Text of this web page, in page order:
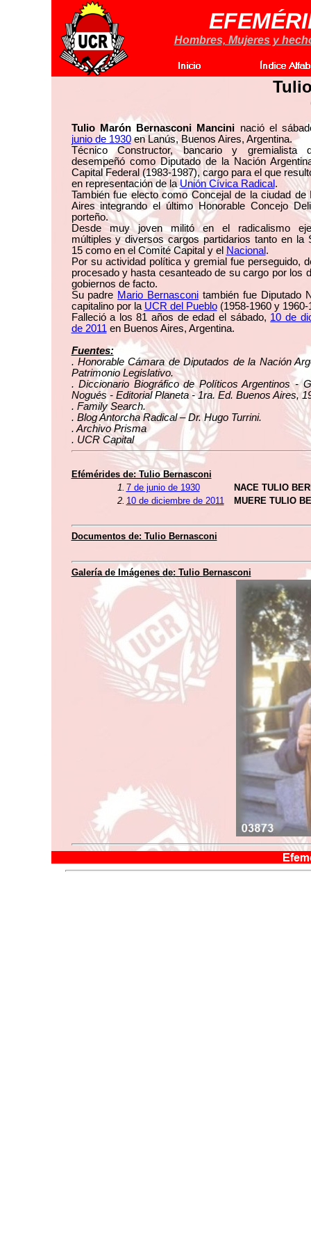
Hombres, Mujeres y
Tulio Marón Bernasconi Mancini nació el
junio de 1930en Lanús, Buenos Aires, Argentina.
Técnico Constructor, bancario y gremialista
desempeñó como Diputado de la Nación
Capital Federal (1983-1987), cargo para el que
en representación de laUnión Cívica Radical .
También fue electo como Concejal de la ciudad de
Aires integrando el último Honorable Concejo
porteño.
Desde muy joven militó en el radicalismo
múltiples y diversos cargos partidarios tanto en la
15 como en el Comité Capital y el Nacional .
Por su actividad política y gremial fue perseguido,
procesado y hasta cesanteado de su cargo por los
gobiernos de facto.
Su padre Mario Bernasconi también fue Diputado
capitalino por la UCR del Pueblo(1958-1960 y 1960-
Falleció a los 81 años de edad el sábado, 10 de
de 2011 en Buenos Aires, Argentina.
Fuentes:
. Honorable Cámara de Diputados de la Nación
Patrimonio Legislativo.
. Diccionario Biográfico de Políticos Argentinos -
Nogués - Editorial Planeta - 1ra. Ed. Buenos Aires,
. Family Search.
. Blog Antorcha Radical – Dr. Hugo Turrini.
. Archivo Prisma
. UCR Capital
Efémérides de: Tulio Bernasconi
1. 7 de junio de 1930
NACE TULIO
2. 10 de diciembre de 2011 MUERE TULIO
Documentos de: Tulio Bernasconi
Galería de Imágenes de: Tulio Bernasconi